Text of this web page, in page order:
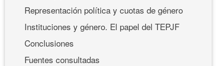
Representación política y cuotas de género
Instituciones y género. El papel del TEPJF
Conclusiones
Fuentes consultadas